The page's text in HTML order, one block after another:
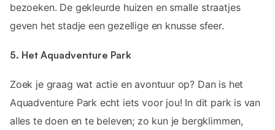
bezoeken. De gekleurde huizen en smalle straatjes
geven het stadje een gezellige en knusse sfeer.
5. Het Aquadventure Park
Zoek je graag wat actie en avontuur op? Dan is het
Aquadventure Park echt iets voor jou! In dit park is van
alles te doen en te beleven; zo kun je bergklimmen,